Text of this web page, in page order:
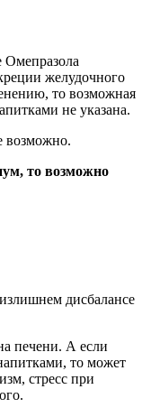
Омепразола
желудочного
то возможная
не указана.
возможно.
то возможно
дисбалансе
печени. А если
то может
стресс при